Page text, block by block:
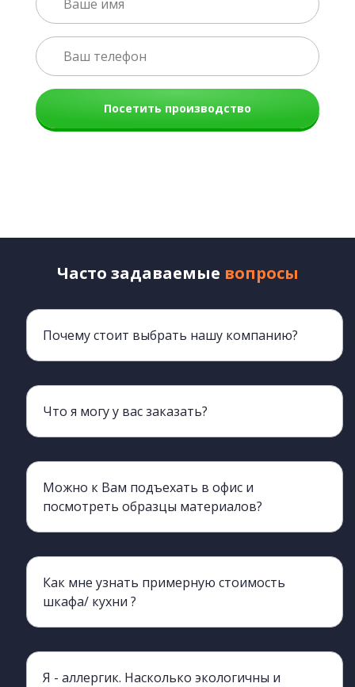
Посетить производство
Часто задаваемые вопросы
Почему стоит выбрать нашу компанию?
Что я могу у вас заказать?
Можно к Вам подъехать в офис и
посмотреть образцы материалов?
Как мне узнать примерную стоимость
шкафа/ кухни ?
Я - аллергик. Насколько экологичны и